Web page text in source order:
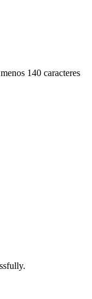
140 caracteres